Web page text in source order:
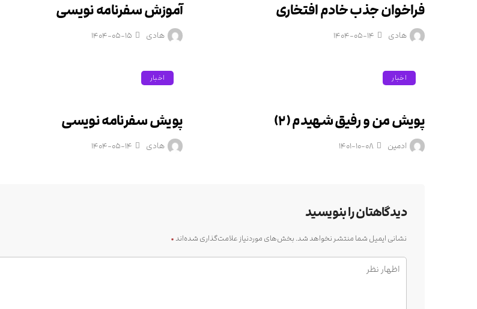
آموزش سفرنامه نویسی
هادی ۱۴۰۴-۰۵-۱۵
فراخوان جذب خادم افتخاری
هادی ۱۴۰۴-۰۵-۱۴
اخبار
پویش سفرنامه نویسی
هادی ۱۴۰۴-۰۵-۱۴
اخبار
پویش من و رفیق شهیدم (۲)
ادمین ۱۴۰۱-۱۰-۰۸
دیدگاهتان را بنویسید
نشانی ایمیل شما منتشر نخواهد شد. بخش‌های موردنیاز علامت‌گذاری شده‌اند*